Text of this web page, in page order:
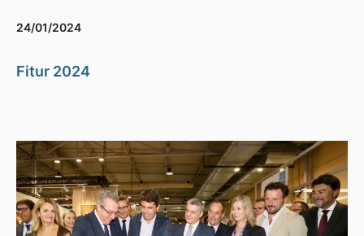
24/01/2024
Fitur 2024